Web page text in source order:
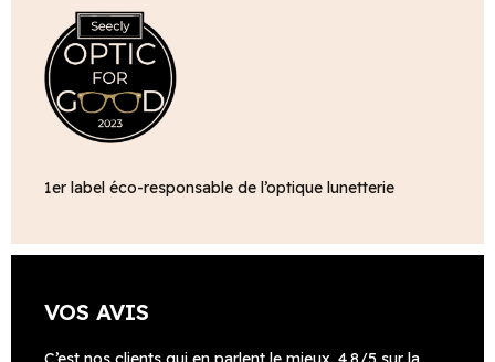
1er label éco-responsable de l’optique lunetterie
VOS AVIS